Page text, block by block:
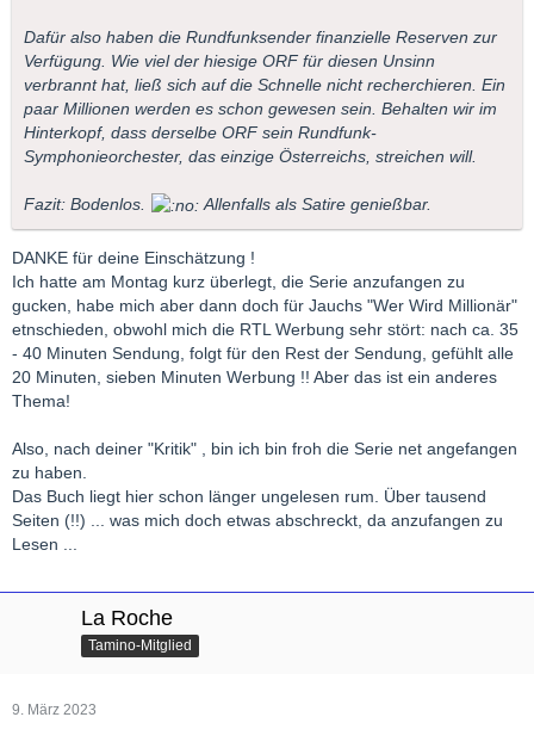
Dafür also haben die Rundfunksender finanzielle Reserven zur
Verfügung. Wie viel der hiesige ORF für diesen Unsinn
verbrannt hat, ließ sich auf die Schnelle nicht recherchieren. Ein
paar Millionen werden es schon gewesen sein. Behalten wir im
Hinterkopf, dass derselbe ORF sein Rundfunk-
Symphonieorchester, das einzige Österreichs, streichen will.
Fazit: Bodenlos. Allenfalls als Satire genießbar.
DANKE für deine Einschätzung !
Ich hatte am Montag kurz überlegt, die Serie anzufangen zu
gucken, habe mich aber dann doch für Jauchs "Wer Wird Millionär"
etnschieden, obwohl mich die RTL Werbung sehr stört: nach ca. 35
- 40 Minuten Sendung, folgt für den Rest der Sendung, gefühlt alle
20 Minuten, sieben Minuten Werbung !! Aber das ist ein anderes
Thema!
Also, nach deiner "Kritik" , bin ich bin froh die Serie net angefangen
zu haben.
Das Buch liegt hier schon länger ungelesen rum. Über tausend
Seiten (!!) ... was mich doch etwas abschreckt, da anzufangen zu
Lesen ...
La Roche
Tamino-Mitglied
9. März 2023